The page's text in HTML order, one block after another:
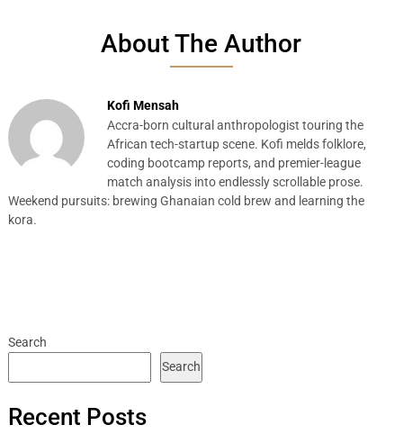
About The Author
Kofi Mensah
Accra-born cultural anthropologist touring the
African tech-startup scene. Kofi melds folklore,
coding bootcamp reports, and premier-league
match analysis into endlessly scrollable prose.
Weekend pursuits: brewing Ghanaian cold brew and learning the
kora.
Search
Search
Recent Posts